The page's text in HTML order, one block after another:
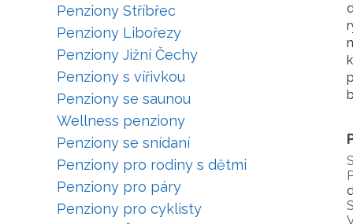
Penziony Stříbřec
Penziony Libořezy
Penziony Jižní Čechy
Penziony s vířivkou
Penziony se saunou
Wellness penziony
Penziony se snídaní
Penziony pro rodiny s dětmi
Penziony pro páry
Penziony pro cyklisty